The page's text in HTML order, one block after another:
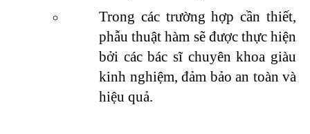
Trong các trường hợp cần thiết,
phẫu thuật hàm sẽ được thực hiện
bởi các bác sĩ chuyên khoa giàu
kinh nghiệm, đảm bảo an toàn và
hiệu quả.